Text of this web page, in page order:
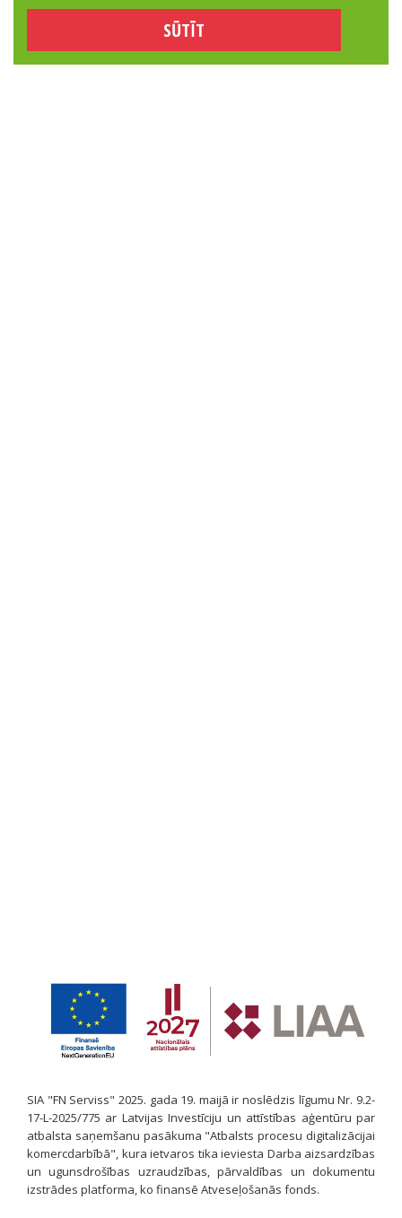
SIA "FN Serviss" 2025. gada 19. maijā ir noslēdzis līgumu Nr. 9.2-
17-L-2025/775 ar Latvijas Investīciju un attīstības aģentūru par
atbalsta saņemšanu pasākuma "Atbalsts procesu digitalizācijai
komercdarbībā", kura ietvaros tika ieviesta Darba aizsardzības
un ugunsdrošības uzraudzības, pārvaldības un dokumentu
izstrādes platforma, ko finansē Atveseļošanās fonds.